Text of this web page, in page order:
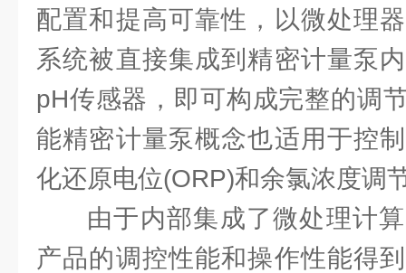
配置和提高可靠性，以微处理
系统被直接集成到精密计量泵
pH传感器，即可构成完整的调
能精密计量泵概念也适用于控
化还原电位(ORP)和余氯浓度调
由于内部集成了微处理计
产品的调控性能和操作性能得